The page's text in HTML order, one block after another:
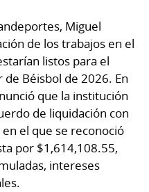
Miguel
de los trabajos en el
listos para el
Béisbol de 2026. En
que la institución
de liquidación con
el que se reconoció
por $1,614,108.55,
intereses